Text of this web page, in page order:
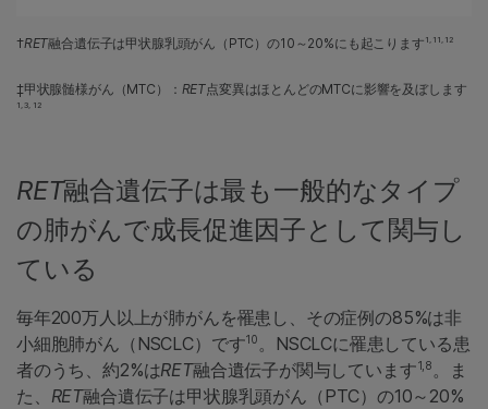
†RET融合遺伝子は甲状腺乳頭がん（PTC）の10～20%にも起こります 1, 11, 12
‡甲状腺髄様がん（MTC）： RET点変異はほとんどのMTCに影響を及ぼします
1, 3, 12
RET融合遺伝子は最も一般的なタイプ
の肺がんで成長促進因子として関与し
ている
毎年200万人以上が肺がんを罹患し、その症例の85%は非
小細胞肺がん（NSCLC）です10。NSCLCに罹患している患
者のうち、約2%はRET融合遺伝子が関与しています1,8。ま
た、 RET融合遺伝子は甲状腺乳頭がん（PTC）の10～20%